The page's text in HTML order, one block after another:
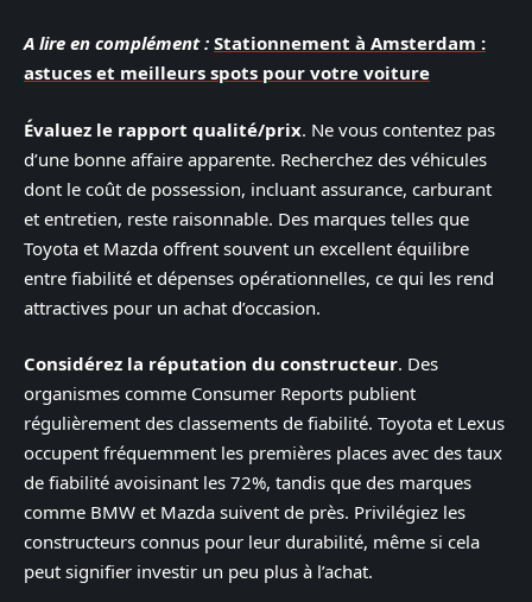
A lire en complément : Stationnement à Amsterdam :
astuces et meilleurs spots pour votre voiture
Évaluez le rapport qualité/prix. Ne vous contentez pas
d’une bonne affaire apparente. Recherchez des véhicules
dont le coût de possession, incluant assurance, carburant
et entretien, reste raisonnable. Des marques telles que
Toyota et Mazda offrent souvent un excellent équilibre
entre fiabilité et dépenses opérationnelles, ce qui les rend
attractives pour un achat d’occasion.
Considérez la réputation du constructeur. Des
organismes comme Consumer Reports publient
régulièrement des classements de fiabilité. Toyota et Lexus
occupent fréquemment les premières places avec des taux
de fiabilité avoisinant les 72%, tandis que des marques
comme BMW et Mazda suivent de près. Privilégiez les
constructeurs connus pour leur durabilité, même si cela
peut signifier investir un peu plus à l’achat.